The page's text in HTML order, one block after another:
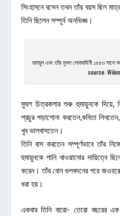
সিংহাসনে বসেন তখন তাঁর বয়স ছিল
তিনি ছিলেন সম্পূর্ন অনভিজ্ঞ।
হুমায়ুন এবং তাঁর মুঘল সেনাবাহিনী ১৫৫৩ সালে
source:
মুঘল চিত্রকলার শুরু হুমায়ুনকে দিয়ে,
প্রচুর পড়াশোনা করতেন,কবিতা
খুব ভালবাসতেন।
তিনি বাস করতেন সম্পূর্ণভাবে তাঁর
হুমায়ুনকে পানি খাওয়ানোর দায়িত্বে
করেন। তাঁর বোন গুলবদনের পরে
ধরা হয়।
একবার তিনি বারো- তেরো বছরের